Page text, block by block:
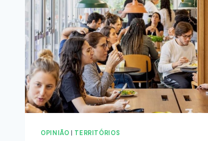
OPINIÃO TERRITÓRIOS